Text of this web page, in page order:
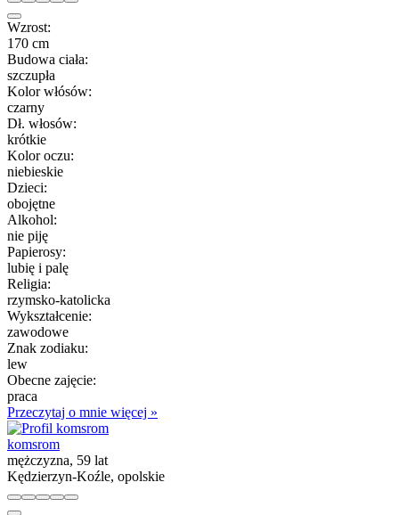
Wzrost:
170 cm
Budowa ciała:
szczupła
Kolor włósów:
czarny
Dł. włosów:
krótkie
Kolor oczu:
niebieskie
Dzieci:
obojętne
Alkohol:
nie piję
Papierosy:
lubię i palę
Religia:
rzymsko-katolicka
Wykształcenie:
zawodowe
Znak zodiaku:
lew
Obecne zajęcie:
praca
Przeczytaj o mnie więcej »
komsrom
mężczyzna, 59 lat
Kędzierzyn-Koźle, opolskie